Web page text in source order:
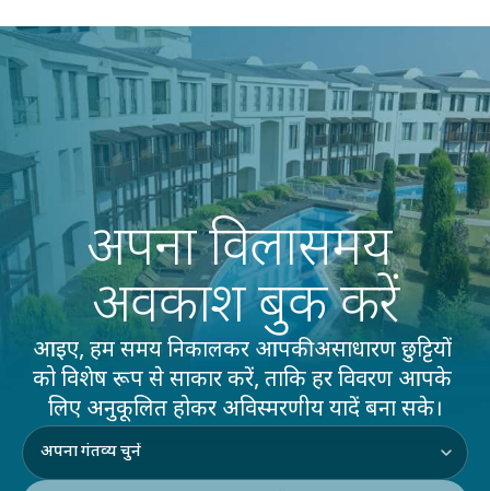
अपना विलासमय
अवकाश बुक करें
आइए, हम समय निकालकर आपकी असाधारण छुट्टियों
को विशेष रूप से साकार करें, ताकि हर विवरण आपके
लिए अनुकूलित होकर अविस्मरणीय यादें बना सके।